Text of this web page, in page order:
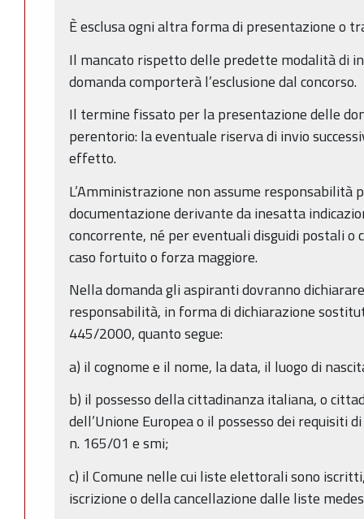
È esclusa ogni altra forma di presentazione o
Il mancato rispetto delle predette modalità di
domanda comporterà l’esclusione dal concorso.
Il termine fissato per la presentazione delle
perentorio: la eventuale riserva di invio
effetto.
L’Amministrazione non assume responsabilità
documentazione derivante da inesatta
concorrente, né per eventuali disguidi postali o
caso fortuito o forza maggiore.
Nella domanda gli aspiranti dovranno
responsabilità, in forma di dichiarazione
445/2000, quanto segue:
a) il cognome e il nome, la data, il luogo di
b) il possesso della cittadinanza italiana, o
dell’Unione Europea o il possesso dei requisiti
n. 165/01 e smi;
c) il Comune nelle cui liste elettorali sono
iscrizione o della cancellazione dalle liste